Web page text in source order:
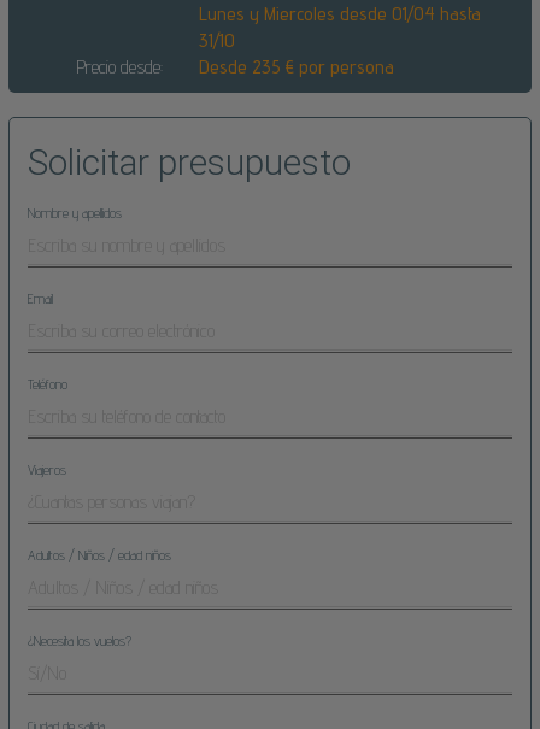
Lunes y Miercoles desde 01/04 hasta
31/10
Precio desde:
Desde 235 € por persona
Solicitar presupuesto
Nombre y apellidos
Email
Teléfono
Viajeros
Adultos / Niños / edad niños
¿Necesita los vuelos?